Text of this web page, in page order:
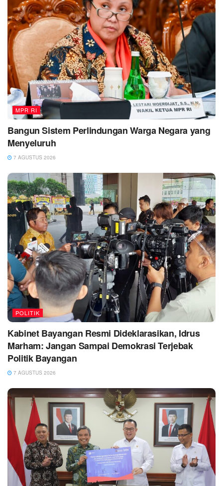
MPR RI
Bangun Sistem Perlindungan Warga Negara yang
Menyeluruh
7 AGUSTUS 2026
POLITIK
Kabinet Bayangan Resmi Dideklarasikan, Idrus
Marham: Jangan Sampai Demokrasi Terjebak
Politik Bayangan
7 AGUSTUS 2026